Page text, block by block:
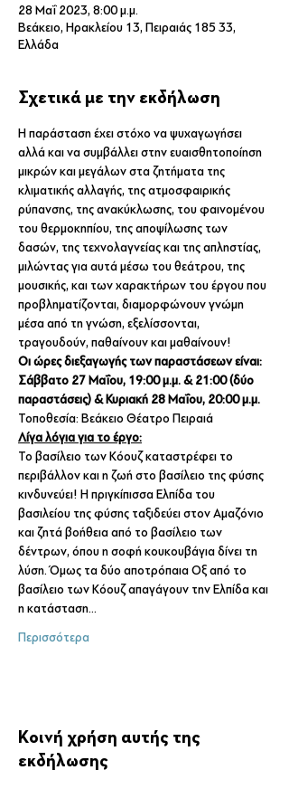
28 Μαΐ 2023, 8:00 μ.μ.
Βεάκειο, Ηρακλείου 13, Πειραιάς 185 33,
Ελλάδα
Σχετικά με την εκδήλωση
Η παράσταση έχει στόχο να ψυχαγωγήσει
αλλά και να συμβάλλει στην ευαισθητοποίηση
μικρών και μεγάλων στα ζητήματα της
κλιματικής αλλαγής, της ατμοσφαιρικής
ρύπανσης, της ανακύκλωσης, του φαινομένου
του θερμοκηπίου, της αποψίλωσης των
δασών, της τεχνολαγνείας και της απληστίας,
μιλώντας για αυτά μέσω του θεάτρου, της
μουσικής, και των χαρακτήρων του έργου που
προβληματίζονται, διαμορφώνουν γνώμη
μέσα από τη γνώση, εξελίσσονται,
τραγουδούν, παθαίνουν και μαθαίνουν!
Οι ώρες διεξαγωγής των παραστάσεων είναι:
Σάββατο 27 Μαΐου, 19:00 μ.μ. & 21:00 (δύο
παραστάσεις) & Κυριακή 28 Μαΐου, 20:00 μ.μ.
Τοποθεσία: Βεάκειο Θέατρο Πειραιά
Λίγα λόγια για το έργο:
Το βασίλειο των Κόουζ καταστρέφει το
περιβάλλον και η ζωή στο βασίλειο της φύσης
κινδυνεύει! Η πριγκίπισσα Ελπίδα του
βασιλείου της φύσης ταξιδεύει στον Αμαζόνιο
και ζητά βοήθεια από το βασίλειο των
δέντρων, όπου η σοφή κουκουβάγια δίνει τη
λύση. Όμως τα δύο αποτρόπαια Οξ από το
βασίλειο των Κόουζ απαγάγουν την Ελπίδα και
η κατάσταση…
Περισσότερα
Κοινή χρήση αυτής της
εκδήλωσης